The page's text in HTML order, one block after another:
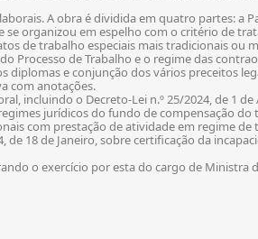
A obra é dividida em quatro partes: a
se organizou em espelho com o critério de
de trabalho especiais mais tradicionais ou
Processo de Trabalho e o regime das
e conjunção dos vários preceitos
com anotações.
incluindo o Decreto-Lei n.º 25/2024, de 1
jurídicos do fundo de compensação
com prestação de atividade em regime de
18 de Janeiro, sobre certificação da
o exercício por esta do cargo de Ministra